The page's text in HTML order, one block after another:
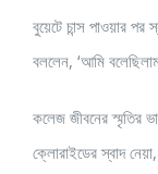
বুয়েটে চান্স পাওয়ার পর
বললেন, ‘আমি
কলেজ জীবনের স্মৃতির
ক্লোরাইডের স্বাদ